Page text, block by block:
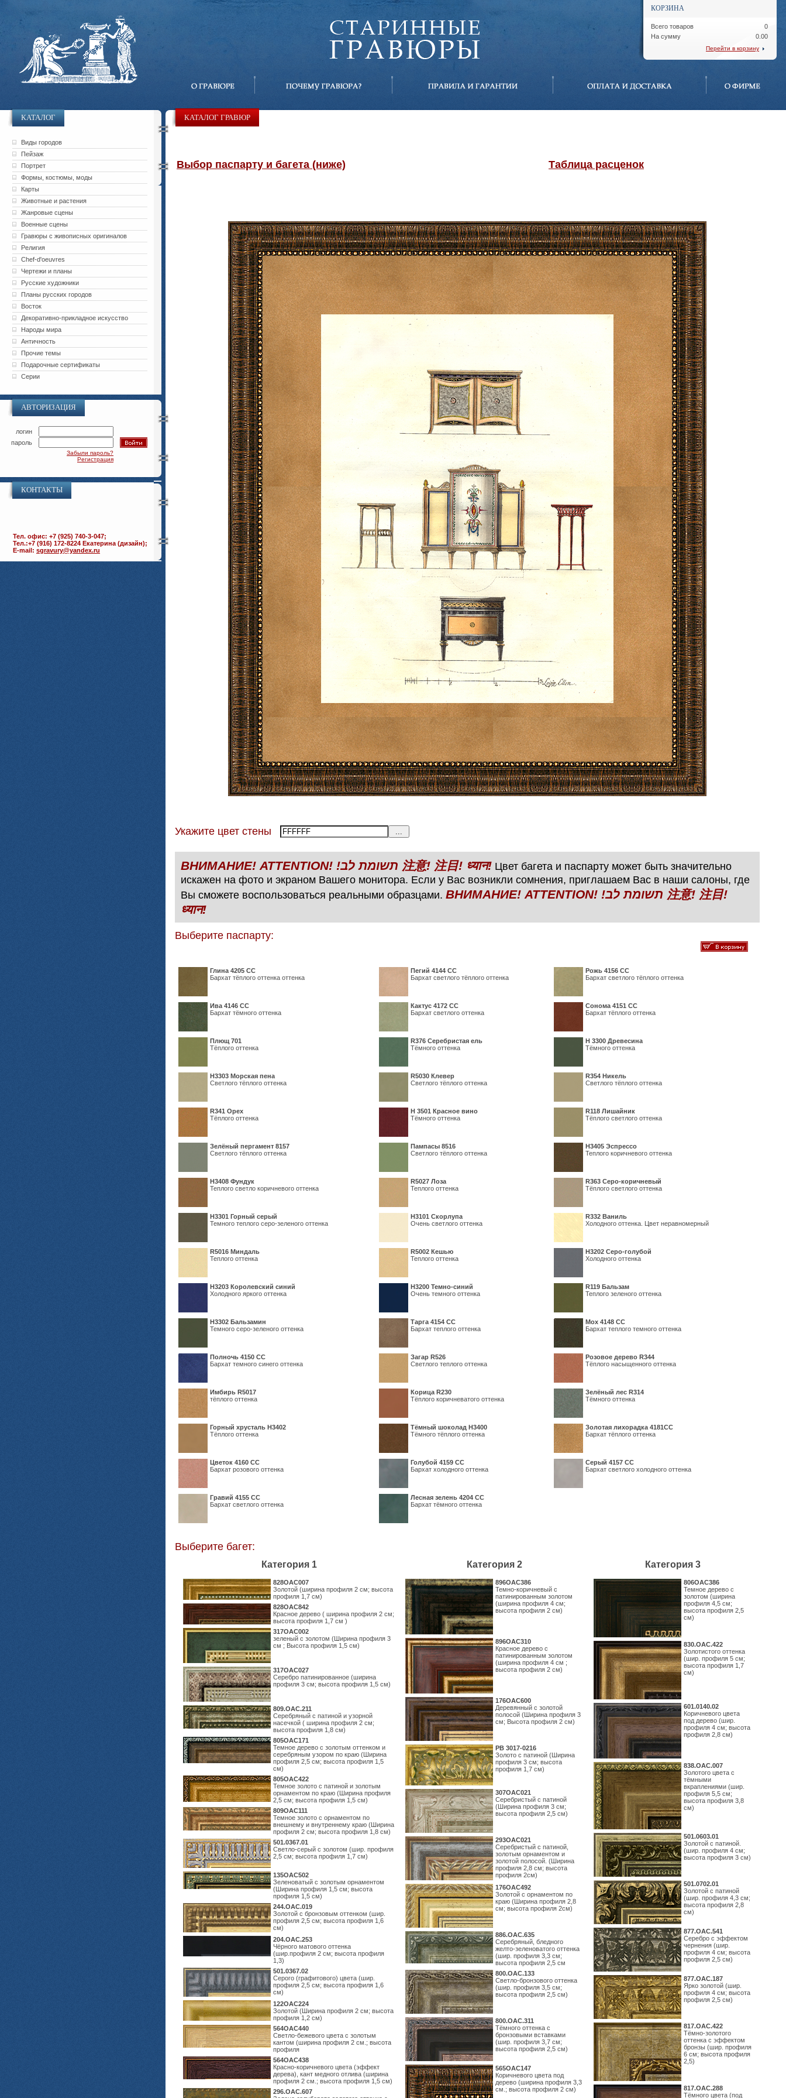
КОРЗИНА
Всего товаров
На сумму
0
0.00
Перейти в корзину
КАТАЛОГ
Виды городов
Пейзаж
Портрет
Формы, костюмы, моды
Карты
Животные и растения
Жанровые сцены
Военные сцены
Гравюры с живописных оригиналов
Религия
Chef-d'oeuvres
Чертежи и планы
Русские художники
Планы русских городов
Восток
Декоративно-прикладное искусство
Народы мира
Античность
Прочие темы
Подарочные сертификаты
Серии
АВТОРИЗАЦИЯ
логин
пароль
Забыли пароль?
Регистрация
КОНТАКТЫ
Тел. офис: +7 (925) 740-3-047;
Тел.:+7 (916) 172-8224 Екатерина (дизайн);
E-mail: sgravury@yandex.ru
КАТАЛОГ ГРАВЮР
Выбор паспарту и багета (ниже) Таблица расценок
Укажите цвет стены
ВНИМАНИЕ! ATTENTION! !תשומת לב 注意! 注目! ध्यान! Цвет багета и паспарту может быть значительно
искажен на фото и экраном Вашего монитора. Если у Вас возникли сомнения, приглашаем Вас в наши салоны, где
Вы сможете воспользоваться реальными образцами. ВНИМАНИЕ! ATTENTION! !תשומת לב 注意! 注目!
ध्यान!
Выберите паспарту:
Глина 4205 СС
Бархат тёплого оттенка оттенка
Пегий 4144 СС
Бархат светлого тёплого оттенка
Рожь 4156 СС
Бархат светлого тёплого оттенка
Ива 4146 СС
Бархат тёмного оттенка
Кактус 4172 СС
Бархат светлого оттенка
Сонома 4151 СС
Бархат тёплого оттенка
Плющ 701
Тёплого оттенка
R376 Серебристая ель
Тёмного оттенка
H 3300 Древесина
Тёмного оттенка
H3303 Морская пена
Светлого тёплого оттенка
R5030 Клевер
Светлого тёплого оттенка
R354 Никель
Светлого тёплого оттенка
R341 Орех
Тёплого оттенка
Н 3501 Красное вино
Тёмного оттенка
R118 Лишайник
Тёплого светлого оттенка
Зелёный пергамент 8157
Светлого тёплого оттенка
Пампасы 8516
Светлого тёплого оттенка
Н3405 Эспрессо
Теплого коричневого оттенка
Н3408 Фундук
Теплого светло коричневого оттенка
R5027 Лоза
Теплого оттенка
R363 Серо-коричневый
Тёплого светлого оттенка
Н3301 Горный серый
Темного теплого серо-зеленого оттенка
Н3101 Скорлупа
Очень светлого оттенка
R332 Ваниль
Холодного оттенка. Цвет неравномерный
R5016 Миндаль
Теплого оттенка
R5002 Кешью
Теплого оттенка
Н3202 Серо-голубой
Холодного оттенка
Н3203 Королевский синий
Холодного яркого оттенка
Н3200 Темно-синий
Очень темного оттенка
R119 Бальзам
Теплого зеленого оттенка
Н3302 Бальзамин
Темного серо-зеленого оттенка
Тарга 4154 СС
Бархат теплого оттенка
Мох 4148 СС
Бархат теплого темного оттенка
Полночь 4150 СС
Бархат темного синего оттенка
Загар R526
Светлого теплого оттенка
Розовое дерево R344
Тёплого насыщенного оттенка
Имбирь R5017
тёплого оттенка
Корица R230
Тёплого коричневатого оттенка
Зелёный лес R314
Тёмного оттенка
Горный хрусталь H3402
Тёплого оттенка
Тёмный шоколад H3400
Тёмного тёплого оттенка
Золотая лихорадка 4181СС
Бархат тёплого оттенка
Цветок 4160 СС
Бархат розового оттенка
Голубой 4159 СС
Бархат холодного оттенка
Серый 4157 СС
Бархат светлого холодного оттенка
Гравий 4155 СС
Бархат светлого оттенка
Лесная зелень 4204 СС
Бархат тёмного оттенка
Выберите багет:
Категория 1 Категория 2 Категория 3
828OAC007
Золотой (ширина профиля 2 см; высота
профиля 1,7 см)
828OAC842
Красное дерево ( ширина профиля 2 см;
высота профиля 1,7 см )
317OAC002
зеленый с золотом (Ширина профиля 3
см ; Высота профиля 1,5 см)
317OAC027
Серебро патинированное (ширина
профиля 3 см; высота профиля 1,5 см)
809.ОАС.211
Серебряный с патиной и узорной
насечкой ( ширина профиля 2 см;
высота профиля 1,8 см)
805OAC171
Темное дерево с золотым оттенком и
серебряным узором по краю (Ширина
профиля 2,5 см; высота профиля 1,5
см)
805OAC422
Темное золото с патиной и золотым
орнаментом по краю (Ширина профиля
2,5 см; высота профиля 1,5 см)
809OAC111
Темное золото с орнаментом по
внешнему и внутреннему краю (Ширина
профиля 2 см; высота профиля 1,8 см)
501.0367.01
Светло-серый с золотом (шир. профиля
2,5 см; высота профиля 1,7 см)
135OAC502
Зеленоватый с золотым орнаментом
(Ширина профиля 1,5 см; высота
профиля 1,5 см)
244.ОАС.019
Золотой с бронзовым оттенком (шир.
профиля 2,5 см; высота профиля 1,6
см)
204.OAC.253
Чёрного матового оттенка
(шир.профиля 2 см; высота профиля
1,3)
501.0367.02
Серого (графитового) цвета (шир.
профиля 2,5 см; высота профиля 1,6
см)
122OAC224
Золотой (Ширина профиля 2 см; высота
профиля 1,2 см)
564ОАС440
Светло-бежевого цвета с золотым
кантом (ширина профиля 2 см.; высота
профиля
564ОАС438
Красно-коричневого цвета (эффект
дерева), кант медного отлива (ширина
профиля 2 см.; высота профиля 1,5 см)
296.OAC.607
896OAC386
Темно-коричневый с
патинированным золотом
(ширина профиля 4 см;
высота профиля 2 см)
896OAC310
Красное дерево с
патинированным золотом
(ширина профиля 4 см ;
высота профиля 2 см)
176OAC600
Деревянный с золотой
полосой (Ширина профиля 3
см; Высота профиля 2 см)
PB 3017-0216
Золото с патиной (Ширина
профиля 3 см; высота
профиля 1,7 см)
307OAC021
Серебристый с патиной
(Ширина профиля 3 см;
высота профиля 2,5 см)
293OAC021
Серебристый с патиной,
золотым орнаментом и
золотой полосой. (Ширина
профиля 2,8 см; высота
профиля 2см)
176OAC492
Золотой с орнаментом по
краю (Ширина профиля 2,8
см; высота профиля 2см)
886.ОАС.635
Серебряный, бледного
желто-зеленоватого оттенка
(шир. профиля 3,3 см;
высота профиля 2,5 см
800.ОАС.133
Светло-бронзового оттенка
(шир. профиля 3,5 см;
высота профиля 2,5 см)
800.ОАС.311
Тёмного оттенка с
бронзовыми вставками
(шир. профиля 3,7 см;
высота профиля 2,5 см)
565ОАС147
Коричневого цвета под
дерево (ширина профиля 3,3
см.; высота профиля 2 см)
806OAC386
Темное дерево с
золотом (ширина
профиля 4,5 см;
высота профиля 2,5
см)
830.ОАС.422
Золотистого оттенка
(шир. профиля 5 см;
высота профиля 1,7
см)
601.0140.02
Коричневого цвета
под дерево (шир.
профиля 4 см; высота
профиля 2,8 см)
838.ОАС.007
Золотого цвета с
тёмными
вкраплениями (шир.
профиля 5,5 см;
высота профиля 3,8
см)
501.0603.01
Золотой с патиной.
(шир. профиля 4 см;
высота профиля 3 см)
501.0702.01
Золотой с патиной
(шир. профиля 4,3 см;
высота профиля 2,8
см)
877.ОАС.541
Серебро с эффектом
чернения (шир.
профиля 4 см; высота
профиля 2,5 см)
877.ОАС.187
Ярко золотой (шир.
профиля 4 см; высота
профиля 2,5 см)
817.ОАС.422
Тёмно-золотого
оттенка с эффектом
бронзы (шир. профиля
6 см; высота профиля
2,5)
817.ОАС.288
Тёмного цвета (под